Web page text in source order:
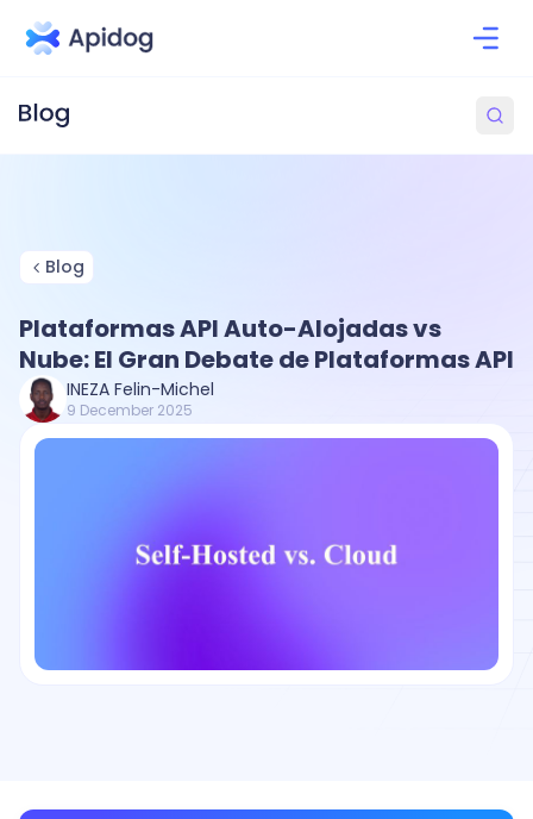
Blog
Plataformas API Auto-Alojadas vs
Nube: El Gran Debate de Plataformas API
INEZA Felin-Michel
9 December 2025